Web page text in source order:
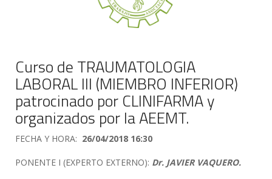
Curso de TRAUMATOLOGIA
LABORAL III (MIEMBRO INFERIOR)
patrocinado por CLINIFARMA y
organizados por la AEEMT.
FECHA Y HORA: 26/04/2018 16:30
PONENTE I (EXPERTO EXTERNO): Dr. JAVIER VAQUERO.